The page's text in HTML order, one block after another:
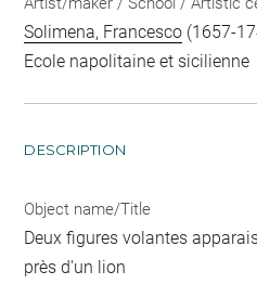
Solimena, Francesco (1657-
Ecole napolitaine et sicilienne
DESCRIPTION
Object name/Title
Deux figures volantes
près d'un lion